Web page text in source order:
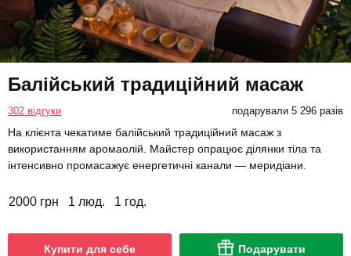
Балійський традиційний масаж
302 відгуки подарували 5 296 разів
На клієнта чекатиме балійський традиційний масаж з
використанням аромаолій. Майстер опрацює ділянки тіла та
інтенсивно промасажує енергетичні канали — меридіани.
2000 грн 1 люд. 1 год.
Купити для себе Подарувати